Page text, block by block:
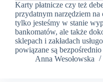
Karty płatnicze czy też
przydatnym narzędziem
tylko jesteśmy w stanie
bankomatów, ale także
sklepach i zakładach
powiązane są
Anna Wesołowska